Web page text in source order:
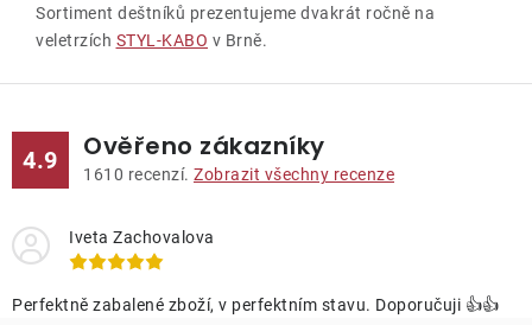
Sortiment deštníků prezentujeme dvakrát ročně na
veletrzích STYL-KABO v Brně.
4.9 Ověřeno zákazníky
1610 recenzí. Zobrazit všechny recenze
Iveta Zachovalova
Perfektně zabalené zboží, v perfektním stavu. Doporučuji 👍👍